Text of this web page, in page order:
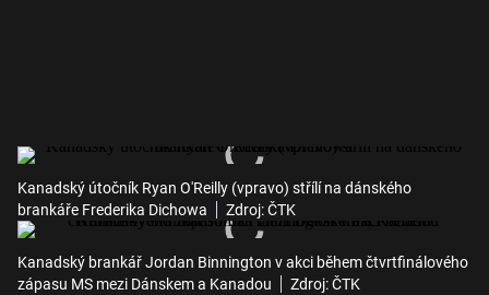
Kanadský útočník Ryan O'Reilly (vpravo) střílí na dánského
brankáře Frederika Dichowa
Zdroj: ČTK
Kanadský brankář Jordan Binnington v akci během čtvrtfinálového
zápasu MS mezi Dánskem a Kanadou
Zdroj: ČTK